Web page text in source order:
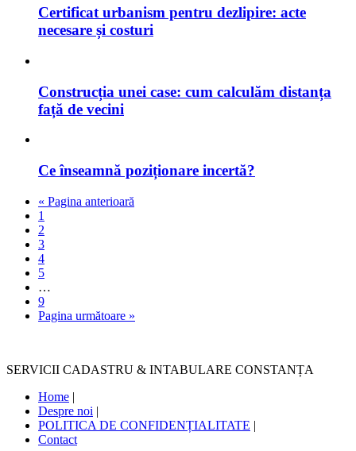
Certificat urbanism pentru dezlipire: acte
necesare și costuri
Construcția unei case: cum calculăm distanța
față de vecini
Ce înseamnă poziționare incertă?
« Pagina anterioară
1
2
3
4
5
…
9
Pagina următoare »
SERVICII CADASTRU & INTABULARE CONSTANȚA
Home |
Despre noi |
POLITICA DE CONFIDENȚIALITATE |
Contact